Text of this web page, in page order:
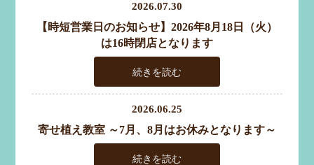
2026.07.30
【時短営業日のお知らせ】2026年8月18日（火）
は16時閉店となります
続きを読む
2026.06.25
寄せ植え教室 ～7月、8月はお休みとなります～
続きを読む